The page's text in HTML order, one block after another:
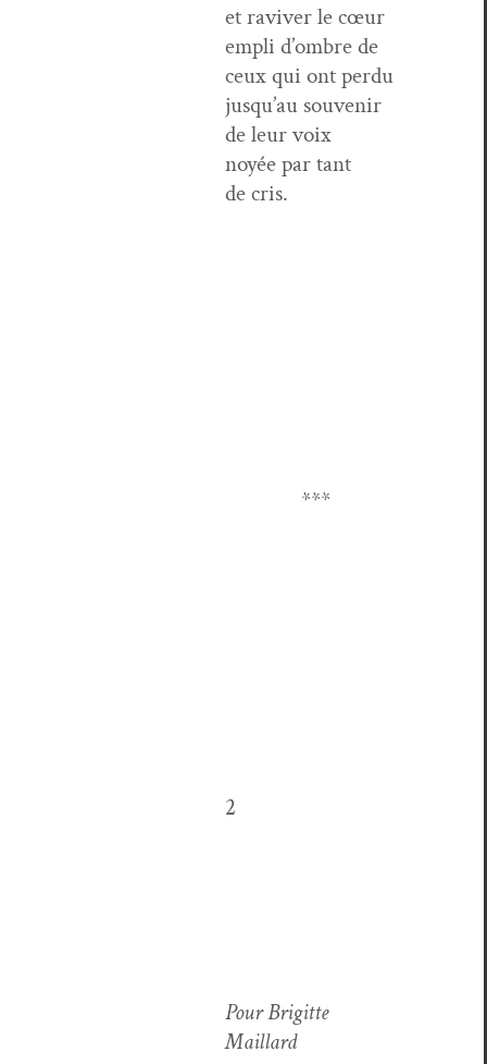
et raviv­er le cœur
empli d’ombre de
ceux qui ont perdu
jusqu’au sou­venir
de leur voix
noyée par tant
de cris.
***
2
Pour Brigitte
Maillard